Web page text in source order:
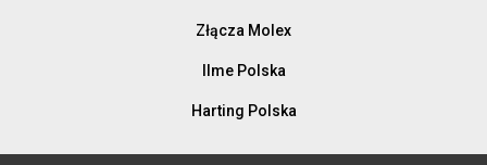
Złącza Molex
Ilme Polska
Harting Polska